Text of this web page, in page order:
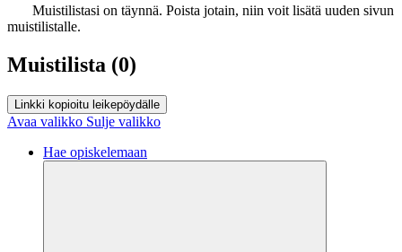
Muistilistasi on täynnä. Poista jotain, niin voit lisätä uuden sivun
muistilistalle.
Muistilista (0)
Linkki kopioitu leikepöydälle
Avaa valikko Sulje valikko
Hae opiskelemaan